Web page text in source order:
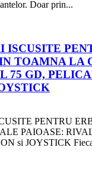
Doar prin...
ISCUSITE
TOAMNA LA
75 GD,
PENTRU
PAIOASE:
si JOYSTICK